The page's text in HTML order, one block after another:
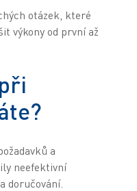
otázek, které
výkony od první až
a
neefektivní
doručování.